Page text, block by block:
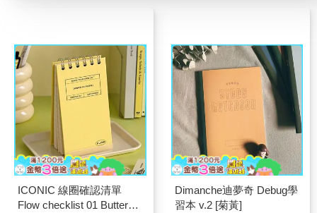
ICONIC 線圈確認清單
Flow checklist 01 Butter
Dimanche迪夢奇 Debug學
習本 v.2 [菊黃]